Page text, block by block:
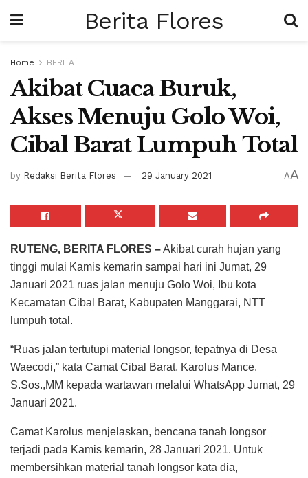
Berita Flores
Home BERITA
Akibat Cuaca Buruk,
Akses Menuju Golo Woi,
Cibal Barat Lumpuh Total
by Redaksi Berita Flores 29 January 2021 AA
RUTENG, BERITA FLORES –Akibat curah hujan yang
tinggi mulai Kamis kemarin sampai hari ini Jumat, 29
Januari 2021 ruas jalan menuju Golo Woi, Ibu kota
Kecamatan Cibal Barat, Kabupaten Manggarai, NTT
lumpuh total.
“Ruas jalan tertutupi material longsor, tepatnya di Desa
Waecodi,” kata Camat Cibal Barat, Karolus Mance.
S.Sos.,MM kepada wartawan melalui WhatsApp Jumat, 29
Januari 2021.
Camat Karolus menjelaskan, bencana tanah longsor
terjadi pada Kamis kemarin, 28 Januari 2021. Untuk
membersihkan material tanah longsor kata dia,